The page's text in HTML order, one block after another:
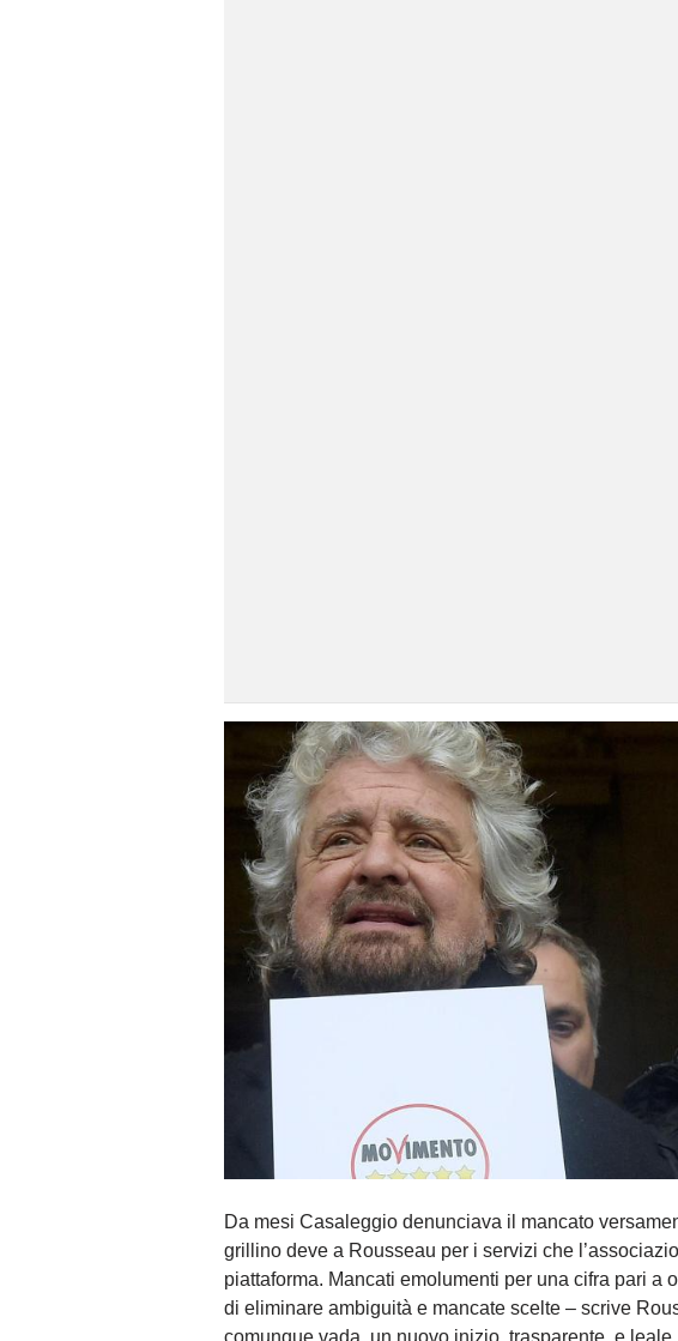
Da mesi Casaleggio denunciava il mancato
grillino deve a Rousseau per i servizi che
piattaforma. Mancati emolumenti per una cifra pari a
di eliminare ambiguità e mancate scelte – scrive
comunque vada, un nuovo inizio, trasparente, e